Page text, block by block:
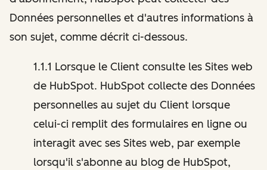
Données personnelles et d'autres informations à
son sujet, comme décrit ci-dessous.
1.1.1 Lorsque le Client consulte les Sites web
de HubSpot. HubSpot collecte des Données
personnelles au sujet du Client lorsque
celui-ci remplit des formulaires en ligne ou
interagit avec ses Sites web, par exemple
lorsqu'il s'abonne au blog de HubSpot,